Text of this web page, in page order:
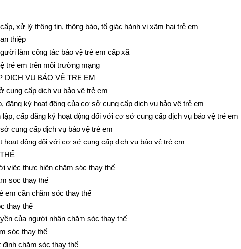
xử lý thông tin, thông báo, tố giác hành vi xâm hại trẻ em
thiệp
làm công tác bảo vệ trẻ em cấp xã
trẻ em trên môi trường mạng
DỊCH VỤ BẢO VỆ TRẺ EM
cung cấp dịch vụ bảo vệ trẻ em
đăng ký hoạt động của cơ sở cung cấp dịch vụ bảo vệ trẻ em
cấp đăng ký hoạt động đối với cơ sở cung cấp dịch vụ bảo vệ trẻ em
cung cấp dịch vụ bảo vệ trẻ em
động đối với cơ sở cung cấp dịch vụ bảo vệ trẻ em
việc thực hiện chăm sóc thay thế
sóc thay thế
em cần chăm sóc thay thế
thay thế
của người nhận chăm sóc thay thế
sóc thay thế
chăm sóc thay thế